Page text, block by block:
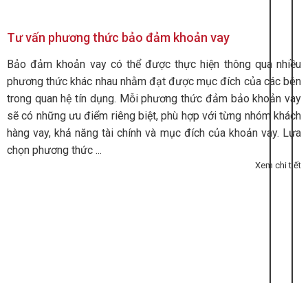
Tư vấn phương thức bảo đảm khoản vay
Bảo đảm khoản vay có thể được thực hiện thông qua nhiều
phương thức khác nhau nhằm đạt được mục đích của các bên
trong quan hệ tín dụng. Mỗi phương thức đảm bảo khoản vay
sẽ có những ưu điểm riêng biệt, phù hợp với từng nhóm khách
hàng vay, khả năng tài chính và mục đích của khoản vay. Lựa
chọn phương thức ...
Xem chi tiết